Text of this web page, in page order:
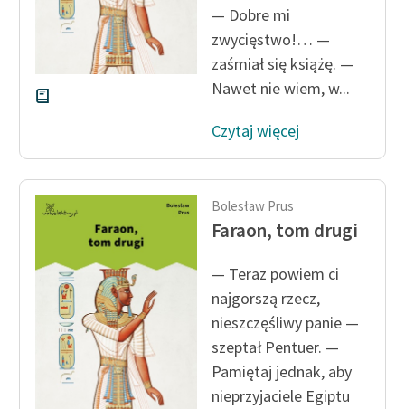
Odkurzamy bohaterów
Szkoła Poezji Wolnych
Lektur
Kontakt
O projekcie
Zasady wykorzystania
Wolnych Lektur
Logotypy
Materiały promocyjne
— Dobre mi
zwycięstwo!… —
zaśmiał się książę. —
Nawet nie wiem, w...
Czytaj więcej
Bolesław Prus
Faraon, tom drugi
— Teraz powiem ci
najgorszą rzecz,
nieszczęśliwy panie —
szeptał Pentuer. —
Pamiętaj jednak, aby
nieprzyjaciele Egiptu